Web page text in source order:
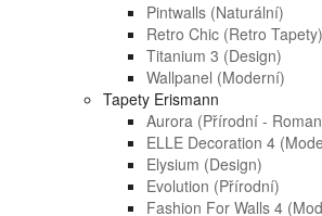
Pintwalls (naturální)
Retro Chic (retro Tapety)
Titanium 3 (design)
Wallpanel (moderní)
Tapety Erismann
Aurora (přírodní -
ELLE Decoration 4
Elysium (design)
Evolution (přírodní)
Fashion For Walls 4